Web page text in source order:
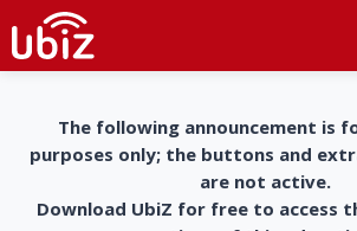
The following announcement is
purposes only; the buttons and
are not active.
Download UbiZ for free to access